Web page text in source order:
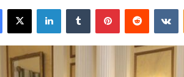
email
Facebook
X LinkedInTumblr PinterestReddit